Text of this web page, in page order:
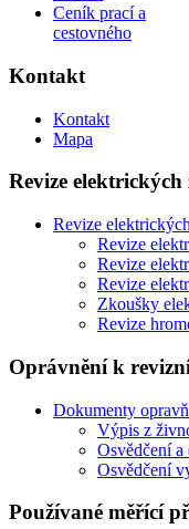
Ceník prací a
cestovného
Kontakt
Kontakt
Mapa
Revize elektrických
Revize
Revize
Revize
Revize
Zkoušky
Revize
Oprávnění k
Dokumenty
Výpis z
Osvědčení
Osvědčení
Používané měřící